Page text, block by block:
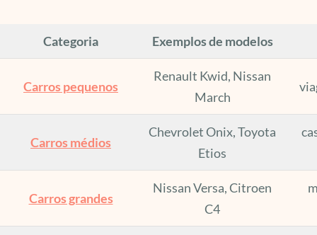
Categoria Exemplos de modelos
Carros pequenos
Renault Kwid, Nissan
March
Carros médios
Chevrolet Onix, Toyota
Etios
Carros grandes
Nissan Versa, Citroen
C4